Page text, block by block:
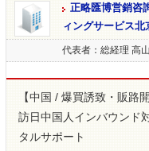
正略匯博営銷咨
ィングサービス北
代表者：総経理 高
【中国 / 爆買誘致・販路開
訪日中国人インバウンド
タルサポート